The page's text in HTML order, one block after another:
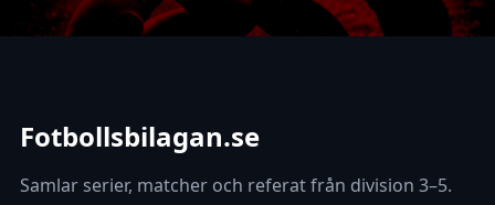
Fotbollsbilagan.se
Samlar serier, matcher och referat från division 3–5.